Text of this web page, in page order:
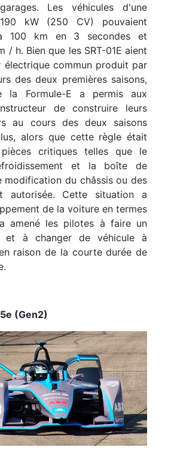
Les véhicules d'une
kW (250 CV) pouvaient
100 km en 3 secondes et
/ h. Bien que les SRT-01E aient
électrique commun produit par
des deux premières saisons,
la Formule-E a permis aux
de construire leurs
au cours des deux saisons
alors que cette règle était
critiques telles que le
et la boîte de
modification du châssis ou des
autorisée. Cette situation a
de la voiture en termes
amené les pilotes à faire un
et à changer de véhicule à
raison de la courte durée de
(Gen2)